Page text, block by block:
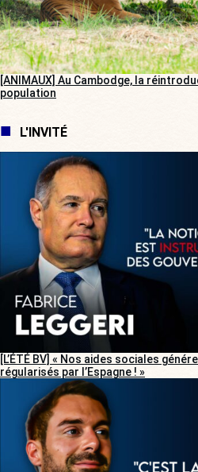
[ANIMAUX] Au Cambodge, la
population
L'INVITÉ
[L’ÉTÉ BV] « Nos aides sociales
régularisés par l’Espagne ! »